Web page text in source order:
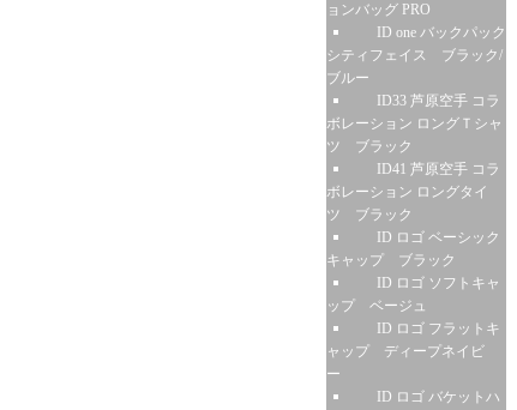
ョンバッグ PRO
ID one バックパック
シティフェイス ブラック/
ブルー
ID33 芦原空手 コラ
ボレーション ロングＴシャ
ツ ブラック
ID41 芦原空手 コラ
ボレーション ロングタイ
ツ ブラック
ID ロゴ ベーシック
キャップ ブラック
ID ロゴ ソフトキャ
ップ ベージュ
ID ロゴ フラットキ
ャップ ディープネイビ
ー
ID ロゴ バケットハ